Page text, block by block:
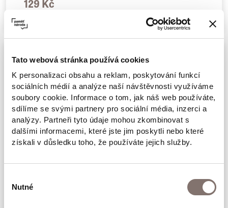
Tato webová stránka používá cookies
K personalizaci obsahu a reklam, poskytování funkcí
sociálních médií a analýze naší návštěvnosti využíváme
soubory cookie. Informace o tom, jak náš web používáte,
sdílíme se svými partnery pro sociální média, inzerci a
analýzy. Partneři tyto údaje mohou zkombinovat s
dalšími informacemi, které jste jim poskytli nebo které
získali v důsledku toho, že používáte jejich služby.
souhlasu
Nutné
129 Kč
Budweis
129 Kč